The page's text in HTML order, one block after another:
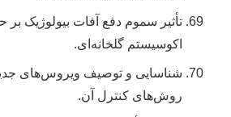
تأثیر سموم دفع آفات بیولوژیک بر
اکوسیستم گلخانه‌ای.
شناسایی و توصیف ویروس‌های
روش‌های کنترل آن.